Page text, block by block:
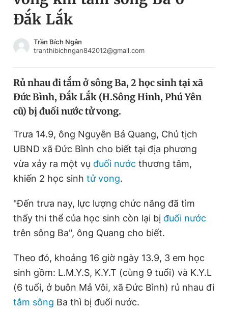
Chuyên mục khác
Chào ngày mới
Tin thị trường
Video Magazine
Sản phẩm khác
Tiện ích Bạn cần biết
Đọc Thanh Niên trên điện thoại
Tin đã lưu
Đắk Lắk
Trần Bích Ngân
tranthibichngan842012@gmail.com
Rủ nhau đi tắm ở sông Ba, 2 học sinh tại xã
Đức Bình, Đắk Lắk (H.Sông Hinh, Phú Yên
cũ) bị đuối nước tử vong.
Trưa 14.9, ông Nguyễn Bá Quang, Chủ tịch
UBND xã Đức Bình cho biết tại địa phương
vừa xảy ra một vụ đuối nước thương tâm,
khiến 2 học sinh tử vong.
"Đến trưa nay, lực lượng chức năng đã tìm
thấy thi thể của học sinh còn lại bị đuối nước
trên sông Ba", ông Quang cho biết.
Theo đó, khoảng 16 giờ ngày 13.9, 3 em học
sinh gồm: L.M.Y.S, K.Y.T (cùng 9 tuổi) và K.Y.L
(6 tuổi, ở buôn Mả Vôi, xã Đức Bình) rủ nhau đi
tắm sông Ba thì bị đuối nước.